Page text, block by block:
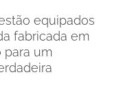
equipados
fabricada em
para um